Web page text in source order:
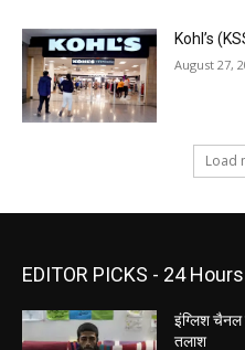
Kohl’s
August 27,
Load
EDITOR PICKS - 24 Hours
इंग्लिश चैनल
तलाश